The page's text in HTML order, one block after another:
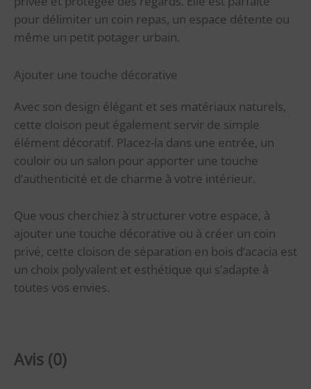
pour délimiter un coin repas, un espace détente ou
même un petit potager urbain.
Ajouter une touche décorative
Avec son design élégant et ses matériaux naturels,
cette cloison peut également servir de simple
élément décoratif. Placez-la dans une entrée, un
couloir ou un salon pour apporter une touche
d’authenticité et de charme à votre intérieur.
Que vous cherchiez à structurer votre espace, à
ajouter une touche décorative ou à créer un coin
privé, cette cloison de séparation en bois d’acacia est
un choix polyvalent et esthétique qui s’adapte à
toutes vos envies.
Avis (0)